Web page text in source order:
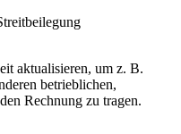
aktualisieren, um z. B.
betrieblichen,
Rechnung zu tragen.